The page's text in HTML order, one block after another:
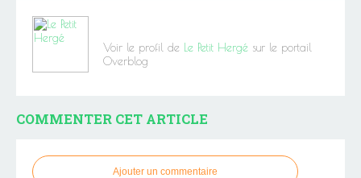
Voir le profil de Le Petit Hergé sur le portail
Overblog
COMMENTER CET ARTICLE
Ajouter un commentaire